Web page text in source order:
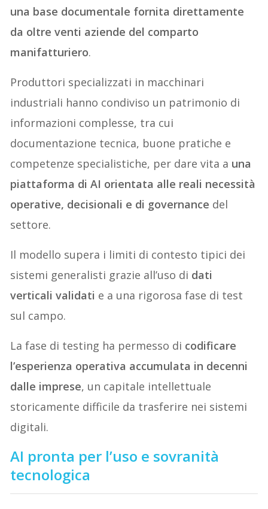
una base documentale fornita direttamente
da oltre venti aziende del comparto
manifatturiero.
Produttori specializzati in macchinari
industriali hanno condiviso un patrimonio di
informazioni complesse, tra cui
documentazione tecnica, buone pratiche e
competenze specialistiche, per dare vita a una
piattaforma di AI orientata alle reali necessità
operative, decisionali e di governance del
settore.
Il modello supera i limiti di contesto tipici dei
sistemi generalisti grazie all’uso di dati
verticali validati e a una rigorosa fase di test
sul campo.
La fase di testing ha permesso di codificare
l’esperienza operativa accumulata in decenni
dalle imprese, un capitale intellettuale
storicamente difficile da trasferire nei sistemi
digitali.
AI pronta per l’uso e sovranità
tecnologica